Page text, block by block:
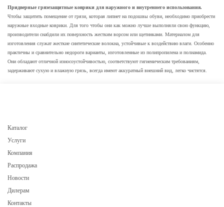
Придверные грязезащитные коврики для наружного и внутреннего использования.
Чтобы защитить помещение от грязи, которая липнет на подошвы обуви, необходимо приобрести
наружные входные коврики. Для того чтобы они как можно лучше выполняли свою функцию,
производители снабдили их поверхность жестким ворсом или щетинками. Материалом для
изготовления служат жесткие синтетические волокна, устойчивые к воздействию влаги. Особенно
практичны и сравнительно недороги варианты, изготовленные из полипропилена и полиамида.
Они обладают отличной износоустойчивостью, соответствуют гигиеническим требованиям,
задерживают сухую и влажную грязь, всегда имеют аккуратный внешний вид, легко чистятся.
Каталог
Услуги
Компания
Распродажа
Новости
Дилерам
Контакты